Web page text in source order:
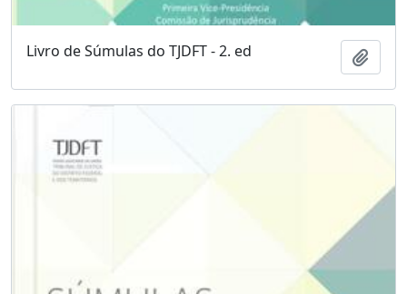
Livro de Súmulas do TJDFT - 2. ed